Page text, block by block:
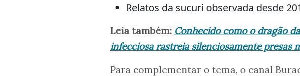
Relatos da sucuri observada desde
Leia também: Conhecido como o dragão
infecciosa rastreia silenciosamente presas
Para complementar o tema, o canal